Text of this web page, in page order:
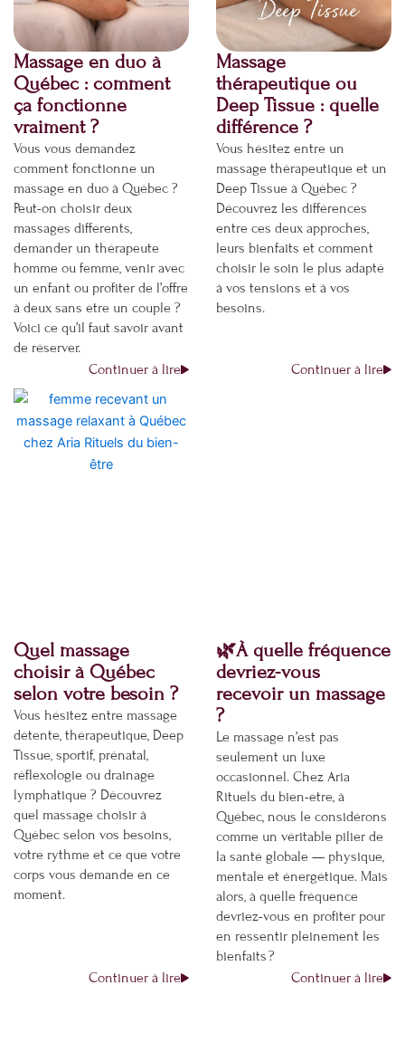
Massage en duo à
Québec : comment
ça fonctionne
vraiment ?
Vous vous demandez
comment fonctionne un
massage en duo à Québec ?
Peut-on choisir deux
massages différents,
demander un thérapeute
homme ou femme, venir avec
un enfant ou profiter de l’offre
à deux sans être un couple ?
Voici ce qu’il faut savoir avant
de réserver.
Continuer à lire
Massage
thérapeutique ou
Deep Tissue : quelle
différence ?
Vous hésitez entre un
massage thérapeutique et un
Deep Tissue à Québec ?
Découvrez les différences
entre ces deux approches,
leurs bienfaits et comment
choisir le soin le plus adapté
à vos tensions et à vos
besoins.
Continuer à lire
Quel massage
choisir à Québec
selon votre besoin ?
Vous hésitez entre massage
détente, thérapeutique, Deep
Tissue, sportif, prénatal,
réflexologie ou drainage
lymphatique ? Découvrez
quel massage choisir à
Québec selon vos besoins,
votre rythme et ce que votre
corps vous demande en ce
moment.
Continuer à lire
🌿À quelle fréquence
devriez-vous
recevoir un massage
?
Le massage n’est pas
seulement un luxe
occasionnel. Chez Aria
Rituels du bien-être, à
Québec, nous le considérons
comme un véritable pilier de
la santé globale — physique,
mentale et énergétique. Mais
alors, à quelle fréquence
devriez-vous en profiter pour
en ressentir pleinement les
bienfaits ?
Continuer à lire